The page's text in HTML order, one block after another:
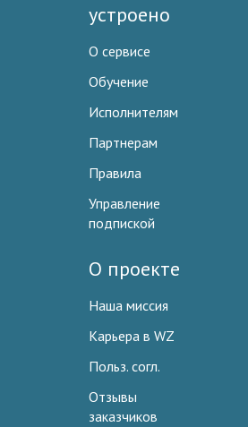
устроено
О сервисе
Обучение
Исполнителям
Партнерам
Правила
Управление
подпиской
О проекте
Наша миссия
Карьера в WZ
Польз. согл.
Отзывы
заказчиков